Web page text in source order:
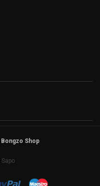
Bongzo Shop
Sapo